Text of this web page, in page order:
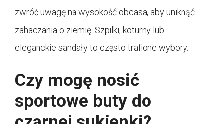
zwróć uwagę na wysokość obcasa, aby uniknąć
zahaczania o ziemię. Szpilki, koturny lub
eleganckie sandały to często trafione wybory.
Czy mogę nosić
sportowe buty do